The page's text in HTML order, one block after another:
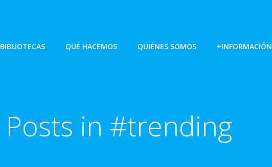
BIBLIOTECAS QUÉ HACEMOS QUIÉNES SOMOS +INFORMACIÓN
Posts in #trending